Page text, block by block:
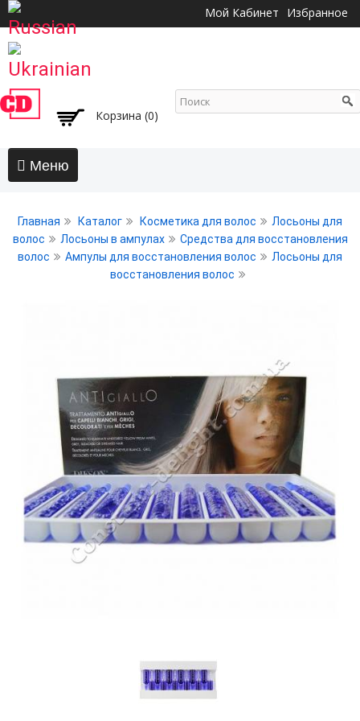
основному
Мой Кабинет Избранное
Корзина (0)
АКЦИИ
Волосы
Декапаж (смывка цвета)
Жидкие кристаллы, флюиды, праймеры
Красители для волос
Краски для бровей и ресниц
Кремы для волос
Лаки для волос
Ламинирование волос
Лосьоны для волос
Маски для волос
Масла для волос
Муссы и пенки
Наборы для волос
Средства для восстановления волос
Средства для завивки
Средства для защиты кожи при окрашивании
Главная Каталог Косметика для волос
Лосьоны для
волос
Лосьоны в ампулах
Средства для восстановления
волос
Ампулы для восстановления волос
Лосьоны для
восстановления волос